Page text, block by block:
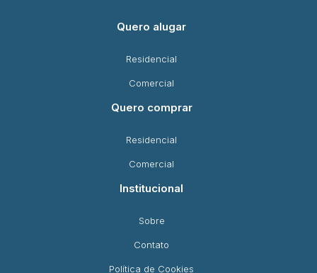
Quero alugar
Residencial
Comercial
Quero comprar
Residencial
Comercial
Institucional
Sobre
Contato
Política de Cookies